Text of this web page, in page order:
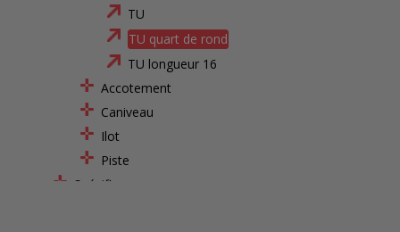
TU
TU quart de rond
TU longueur 16
Accotement
Caniveau
Ilot
Piste
Spécifiques